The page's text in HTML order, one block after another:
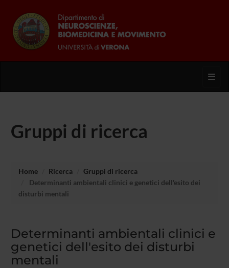
Gruppi di ricerca
Home Ricerca
Gruppi di ricerca
Determinanti ambientali clinici e genetici dell'esito dei
disturbi mentali
Determinanti ambientali clinici e
genetici dell'esito dei disturbi
mentali